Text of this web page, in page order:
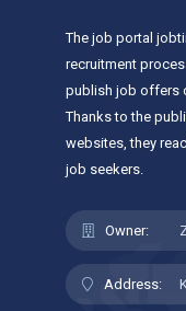
The job portal
recruitment
publish job offers
Thanks to the
websites, they
job seekers.
Owner:
Address: